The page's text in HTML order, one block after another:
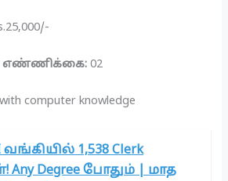
எண்ணிக்கை: 02
computer knowledge
வங்கியில் 1,538 Clerk
Any Degree போதும் | மாத